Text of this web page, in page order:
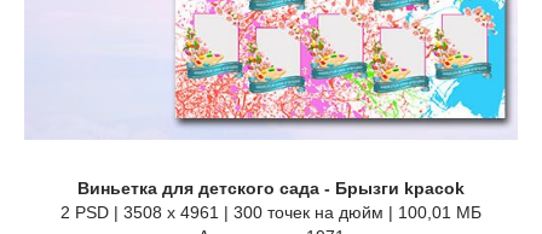
Виньетка для детского сада - Брызги kpacok
2 PSD | 3508 x 4961 | 300 точек на дюйм | 100,01 МБ